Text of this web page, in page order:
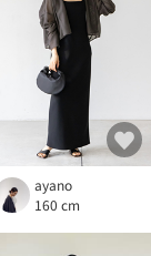
ayano
160 cm